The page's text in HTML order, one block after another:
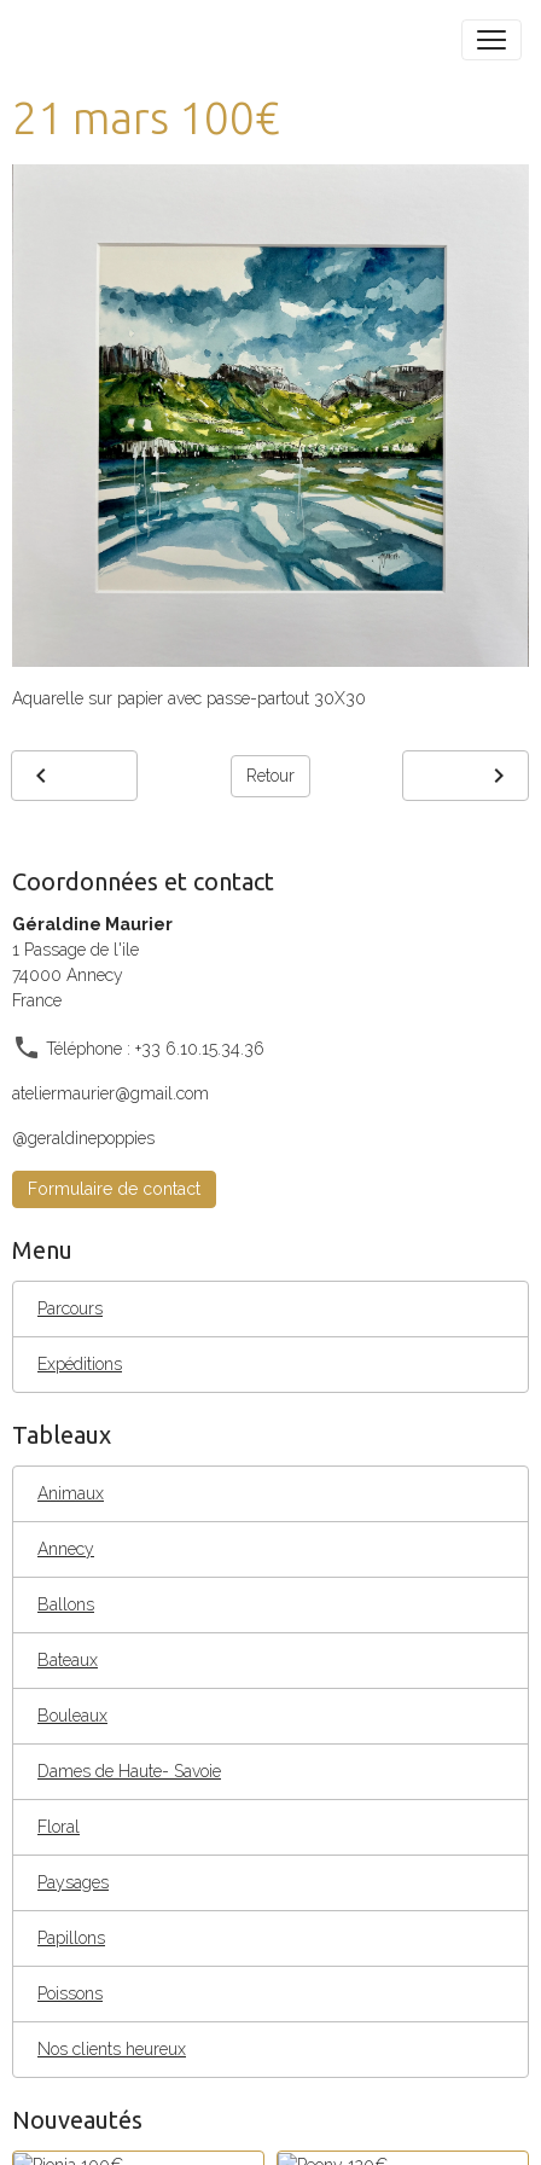
21 mars 100€
Aquarelle sur papier avec passe-partout 30X30
Retour
Coordonnées et contact
Géraldine Maurier
1 Passage de l'ile
74000 Annecy
France
Téléphone : +33 6.10.15.34.36
ateliermaurier@gmail.com
@geraldinepoppies
Formulaire de contact
Menu
Parcours
Expéditions
Tableaux
Animaux
Annecy
Ballons
Bateaux
Bouleaux
Dames de Haute- Savoie
Floral
Paysages
Papillons
Poissons
Nos clients heureux
Nouveautés